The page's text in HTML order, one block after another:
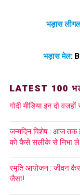
भड़ास
भड़ास मेल:
LATEST 100
गोदी मीडिया इन दो
जन्मदिन विशेष : आज तक
को कैसे सलीके से निभा ले
स्मृति आयोजन : जीवन
जैसा!